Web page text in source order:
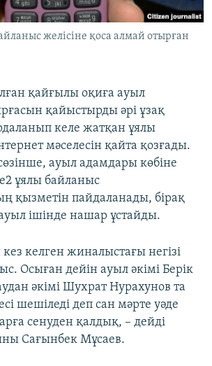
желісіне қоса алмай отырған
қайғылы оқиға ауыл
қайыстырды әрі ұзақ
келе жатқан ұялы
мәселесін қайта қозғады.
ауыл адамдары көбіне
ұялы байланыс
қызметін пайдаланады, бірақ
ішінде нашар ұстайды.
келген жиналыстағы негізі
Осыған дейін ауыл әкімі Берік
әкімі Шухрат Нурахунов та
шешіледі деп сан мәрте уәде
сенуден қалдық, – дейді
Сағынбек Мұсаев.